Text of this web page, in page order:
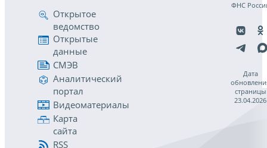
Открытое
ведомство
Открытые
данные
СМЭВ
Аналитический
портал
Видеоматериалы
Карта
сайта
RSS
ФНС
Дата
страницы
23.04.2026